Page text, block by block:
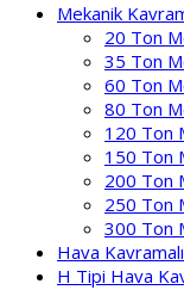
Mekanik
20 Ton
35 Ton
60 Ton
80 Ton
120 Ton
150 Ton
200 Ton
250 Ton
300 Ton
Hava
H Tipi Hava